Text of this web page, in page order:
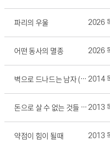
파리의 우울
어떤 동사의 멸종
벽으로 드나드는 남자 (Le passe-muraille)
돈으로 살 수 없는 것들 - 무엇이 가치를 결정하는가
약점이 힘이 될때